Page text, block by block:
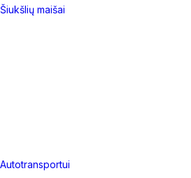
Šiukšlių maišai
Autotransportui